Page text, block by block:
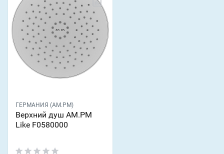
ГЕРМАНИЯ (AM.PM)
Верхний душ AM.PM
Like F0580000